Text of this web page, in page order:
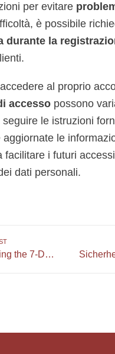
per evitare
è possibile
durante la
al proprio
accesso possono
seguire le istruzioni
aggiornate le
facilitare i futuri
dati personali.
Mastering the 7-Day Challenge for Rewards at BassWin